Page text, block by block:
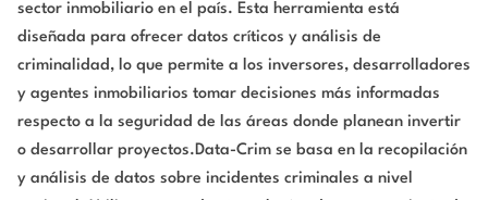
sector inmobiliario en el país. Esta herramienta está
diseñada para ofrecer datos críticos y análisis de
criminalidad, lo que permite a los inversores, desarrolladores
y agentes inmobiliarios tomar decisiones más informadas
respecto a la seguridad de las áreas donde planean invertir
o desarrollar proyectos.Data-Crim se basa en la recopilación
y análisis de datos sobre incidentes criminales a nivel